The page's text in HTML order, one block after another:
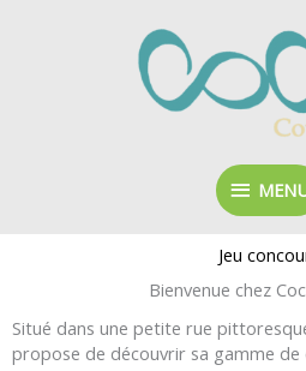
MENU
Jeu
Bienvenue chez
Situé dans une petite rue
propose de découvrir sa gamme de